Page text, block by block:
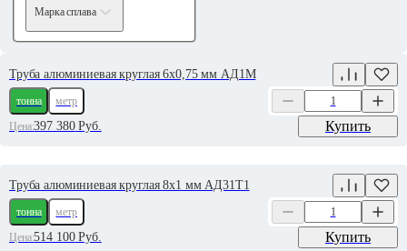
Марка сплава
Труба алюминиевая круглая 6х0,75 мм АД1М
тонна
метр
Цена:397 380Руб. Купить
Труба алюминиевая круглая 8х1 мм АД31Т1
тонна
метр
Цена:514 100Руб. Купить